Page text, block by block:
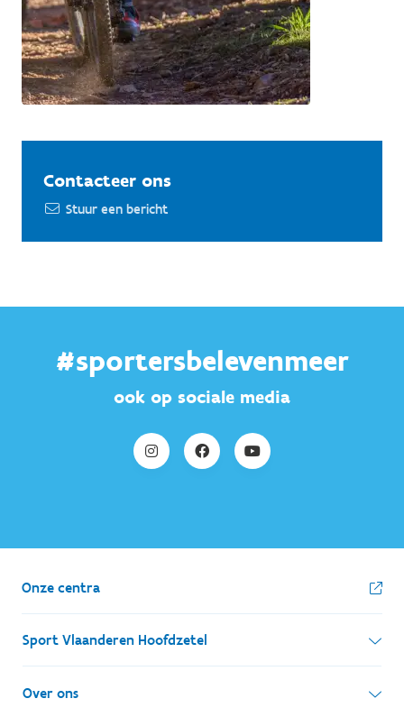
Contacteer ons
Stuur een bericht
#sportersbelevenmeer
ook op sociale media
Onze centra
Sport Vlaanderen Hoofdzetel
Simon Bolivarlaan 17
Over ons